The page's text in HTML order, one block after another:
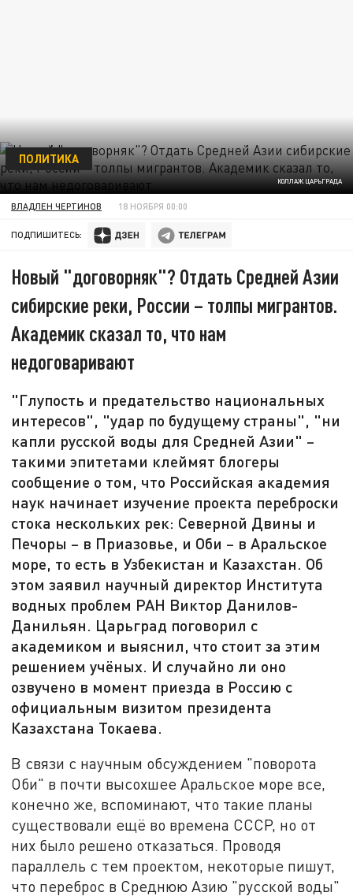
КОЛЛАЖ ЦАРЬГРАДА
ПОЛИТИКА
ВЛАДЛЕН ЧЕРТИНОВ 18 НОЯБРЯ 00:00
ПОДПИШИТЕСЬ:
Новый "договорняк"? Отдать Средней Азии
сибирские реки, России – толпы мигрантов.
Академик сказал то, что нам
недоговаривают
"Глупость и предательство национальных
интересов", "удар по будущему страны", "ни
капли русской воды для Средней Азии" –
такими эпитетами клеймят блогеры
сообщение о том, что Российская академия
наук начинает изучение проекта переброски
стока нескольких рек: Северной Двины и
Печоры – в Приазовье, и Оби – в Аральское
море, то есть в Узбекистан и Казахстан. Об
этом заявил научный директор Института
водных проблем РАН Виктор Данилов-
Данильян. Царьград поговорил с
академиком и выяснил, что стоит за этим
решением учёных. И случайно ли оно
озвучено в момент приезда в Россию с
официальным визитом президента
Казахстана Токаева.
В связи с научным обсуждением "поворота
Оби" в почти высохшее Аральское море все,
конечно же, вспоминают, что такие планы
существовали ещё во времена СССР, но от
них было решено отказаться. Проводя
параллель с тем проектом, некоторые пишут,
что переброс в Среднюю Азию "русской воды"